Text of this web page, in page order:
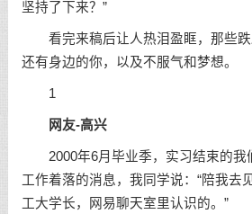
坚持了下来？”
看完来稿后让人热泪盈眶，那些跌
还有身边的你，以及不服气和梦想。
1
网友-高兴
2000年6月毕业季，实习结束的我
工作着落的消息，我同学说：“陪我去
工大学长，网易聊天室里认识的。”